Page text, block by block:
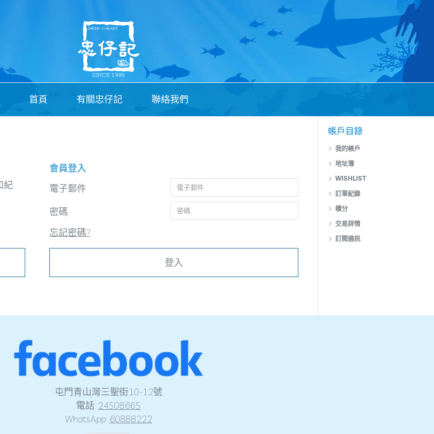
首頁 有關忠仔記 聯絡我們
紀
會員登入
電子郵件
密碼
忘記密碼?
登入
帳戶目錄
我的帳戶
地址簿
WISHLIST
訂單紀錄
積分
交易詳情
訂閱通訊
屯門青山灣三聖街10-12號
電話: 24508665
WhatsApp: 60888222